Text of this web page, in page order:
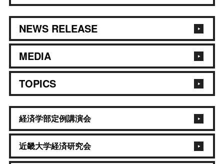
NEWS RELEASE
MEDIA
TOPICS
経済学部定例講演会
近畿大学経済研究会